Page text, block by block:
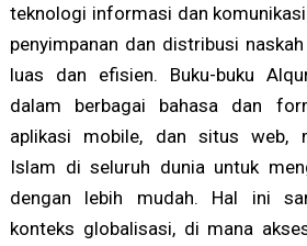
teknologi informasi dan
penyimpanan dan distribusi
luas dan efisien. Buku-buku
dalam berbagai bahasa dan
aplikasi mobile, dan situs web,
Islam di seluruh dunia untuk
dengan lebih mudah. Hal ini
konteks globalisasi, di mana